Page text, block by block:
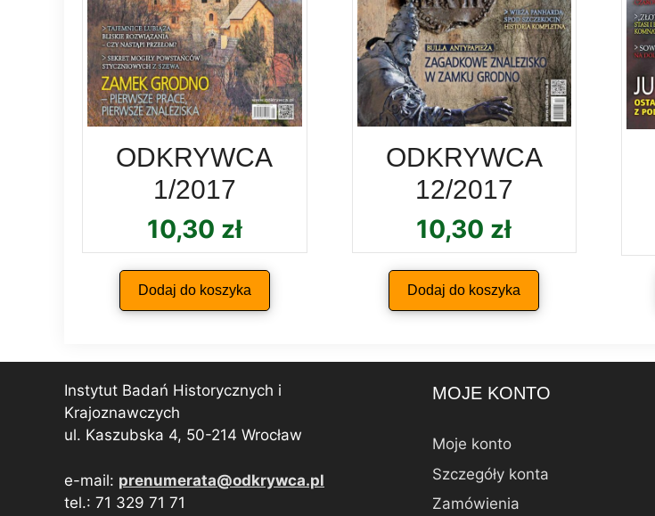
ODKRYWCA
1/2017
10,30 zł
Dodaj do koszyka
ODKRYWCA
12/2017
10,30 zł
Dodaj do koszyka
Instytut Badań Historycznych i
Krajoznawczych
ul. Kaszubska 4, 50-214 Wrocław
e-mail: prenumerata@odkrywca.pl
tel.: 71 329 71 71
MOJE KONTO
Moje konto
Szczegóły konta
Zamówienia